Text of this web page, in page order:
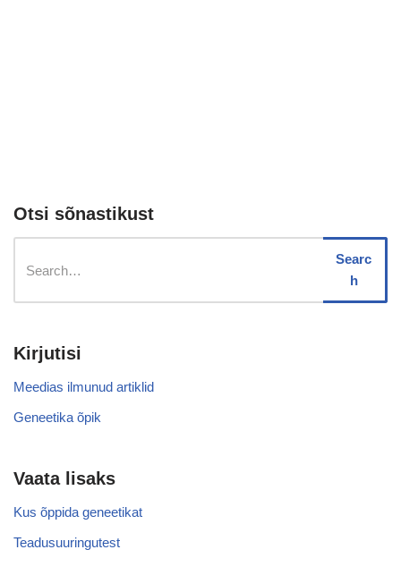
Otsi sõnastikust
Searc
h
Kirjutisi
Meedias ilmunud artiklid
Geneetika õpik
Vaata lisaks
Kus õppida geneetikat
Teadusuuringutest